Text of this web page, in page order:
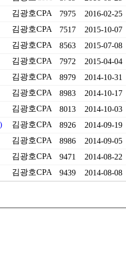
김광호CPA 7975
2016-02-25
김광호CPA 7517
2015-10-07
김광호CPA 8563
2015-07-08
김광호CPA 7972
2015-04-04
김광호CPA 8979
2014-10-31
김광호CPA 8983
2014-10-17
김광호CPA 8013
2014-10-03
김광호CPA 8926
2014-09-19
김광호CPA 8986
2014-09-05
김광호CPA 9471
2014-08-22
김광호CPA 9439
2014-08-08